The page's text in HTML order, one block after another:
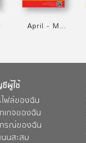
April - May 2019
ผู้ใช้
ไฟล์ของฉัน
เกจของฉัน
รณ์ของฉัน
นนสะสม